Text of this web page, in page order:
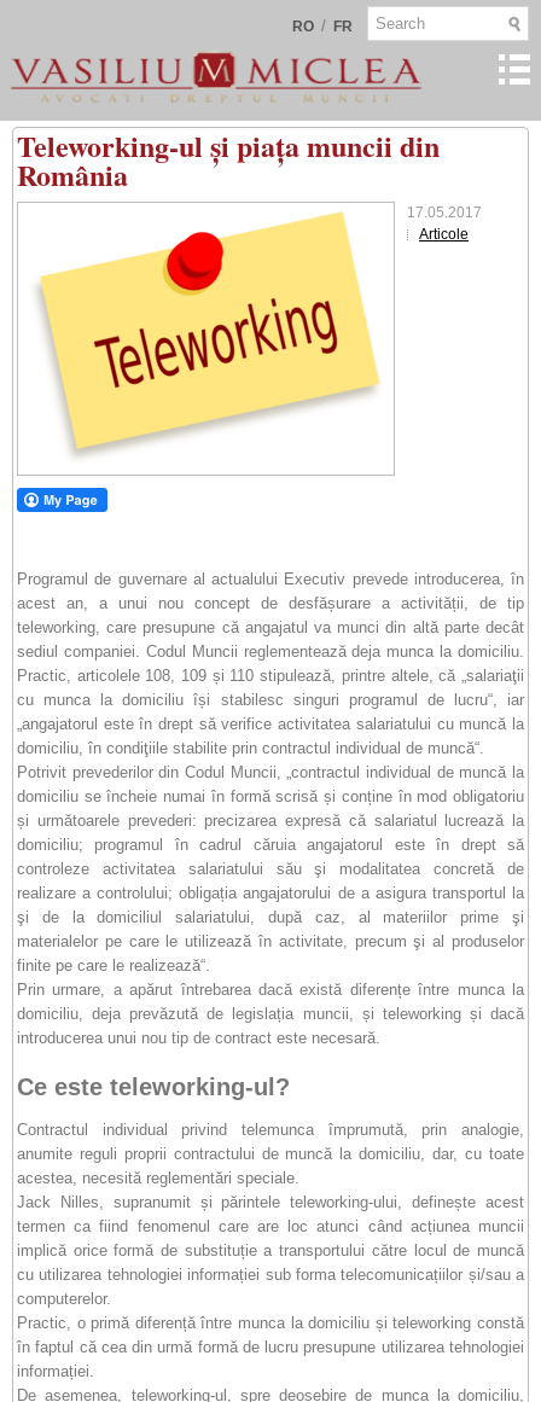
RO / FR
Teleworking-ul și piața muncii din
România
17.05.2017
Articole
Programul de guvernare al actualului Executiv prevede introducerea, în
acest an, a unui nou concept de desfășurare a activității, de tip
teleworking, care presupune că angajatul va munci din altă parte decât
sediul companiei. Codul Muncii reglementează deja munca la domiciliu.
Practic, articolele 108, 109 și 110 stipulează, printre altele, că „salariaţii
cu munca la domiciliu își stabilesc singuri programul de lucru“, iar
„angajatorul este în drept să verifice activitatea salariatului cu muncă la
domiciliu, în condiţiile stabilite prin contractul individual de muncă“.
Potrivit prevederilor din Codul Muncii, „contractul individual de muncă la
domiciliu se încheie numai în formă scrisă și conține în mod obligatoriu
și următoarele prevederi: precizarea expresă că salariatul lucrează la
domiciliu; programul în cadrul căruia angajatorul este în drept să
controleze activitatea salariatului său şi modalitatea concretă de
realizare a controlului; obligația angajatorului de a asigura transportul la
şi de la domiciliul salariatului, după caz, al materiilor prime şi
materialelor pe care le utilizează în activitate, precum şi al produselor
finite pe care le realizează“.
Prin urmare, a apărut întrebarea dacă există diferențe între munca la
domiciliu, deja prevăzută de legislația muncii, și teleworking și dacă
introducerea unui nou tip de contract este necesară.
Ce este teleworking-ul?
Contractul individual privind telemunca împrumută, prin analogie,
anumite reguli proprii contractului de muncă la domiciliu, dar, cu toate
acestea, necesită reglementări speciale.
Jack Nilles, supranumit și părintele teleworking-ului, definește acest
termen ca fiind fenomenul care are loc atunci când acțiunea muncii
implică orice formă de substituție a transportului către locul de muncă
cu utilizarea tehnologiei informației sub forma telecomunicațiilor și/sau a
computerelor.
Practic, o primă diferență între munca la domiciliu și teleworking constă
în faptul că cea din urmă formă de lucru presupune utilizarea tehnologiei
informației.
De asemenea, teleworking-ul, spre deosebire de munca la domiciliu,